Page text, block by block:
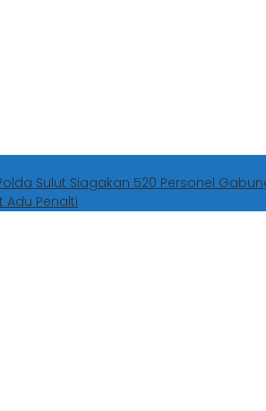
Sulut Siagakan 520 Personel
Adu Penalti